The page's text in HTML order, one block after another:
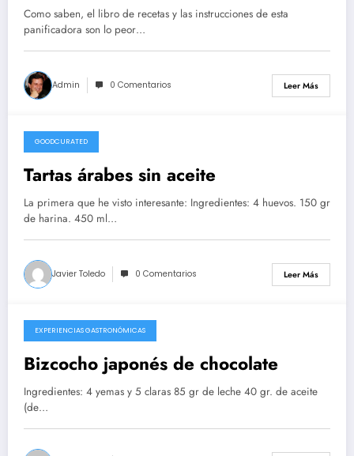
Como saben, el libro de recetas y las instrucciones de esta
panificadora son lo peor…
Admin 0 Comentarios Leer Más
21/02/2021
GOODCURATED
Tartas árabes sin aceite
La primera que he visto interesante: Ingredientes: 4 huevos. 150 gr
de harina. 450 ml…
Javier Toledo 0 Comentarios Leer Más
10/08/2020
EXPERIENCIAS GASTRONÓMICAS
Bizcocho japonés de chocolate
Ingredientes: 4 yemas y 5 claras 85 gr de leche 40 gr. de aceite
(de…